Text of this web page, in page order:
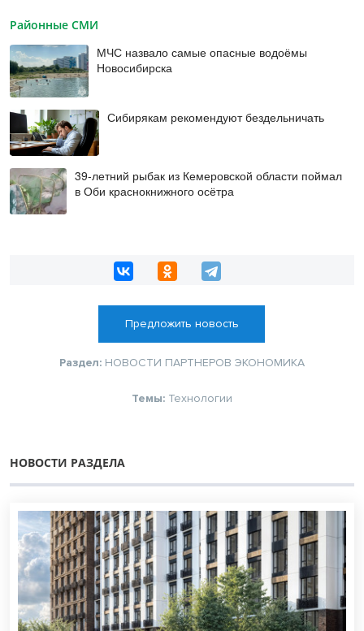
Районные СМИ
МЧС назвало самые опасные водоёмы
Новосибирска
Сибирякам рекомендуют бездельничать
39-летний рыбак из Кемеровской области поймал
в Оби краснокнижного осётра
Предложить новость
Раздел: НОВОСТИ ПАРТНЕРОВ ЭКОНОМИКА
Темы: Технологии
НОВОСТИ РАЗДЕЛА